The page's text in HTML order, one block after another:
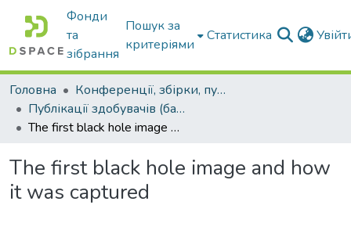
Фонди
та
зібрання
Пошук за
критеріями
Статистика
Головна
Конференції, збірки, публікації молодих вчених і здобувачів : магістрів, бакалаврів, аспірантів.
Публікації здобувачів (бакалаврів. магістрів, аспірантів)
The first black hole image and how it was captured
The first black hole image and how
it was captured